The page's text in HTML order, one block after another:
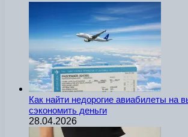
Как найти недорогие авиабилеты на
сэкономить деньги
28.04.2026